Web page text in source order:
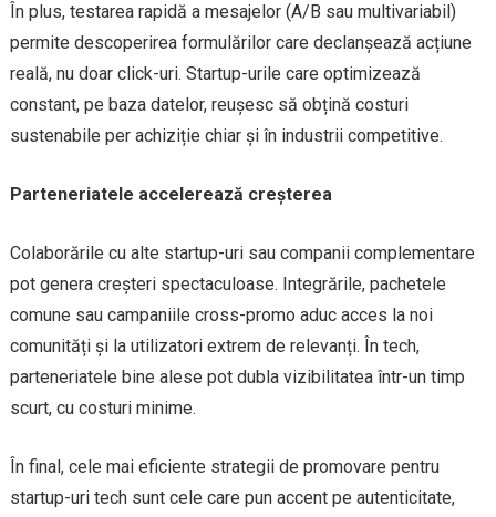
În plus, testarea rapidă a mesajelor (A/B sau multivariabil)
permite descoperirea formulărilor care declanșează acțiune
reală, nu doar click-uri. Startup-urile care optimizează
constant, pe baza datelor, reușesc să obțină costuri
sustenabile per achiziție chiar și în industrii competitive.
Parteneriatele accelerează creșterea
Colaborările cu alte startup-uri sau companii complementare
pot genera creșteri spectaculoase. Integrările, pachetele
comune sau campaniile cross-promo aduc acces la noi
comunități și la utilizatori extrem de relevanți. În tech,
parteneriatele bine alese pot dubla vizibilitatea într-un timp
scurt, cu costuri minime.
În final, cele mai eficiente strategii de promovare pentru
startup-uri tech sunt cele care pun accent pe autenticitate,